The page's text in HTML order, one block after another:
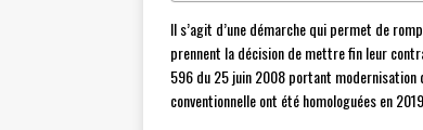
Il s’agit d’une démarche qui permet de
prennent la décision de mettre fin leur
596 du 25 juin 2008 portant
conventionnelle ont été homologuées en 2019.